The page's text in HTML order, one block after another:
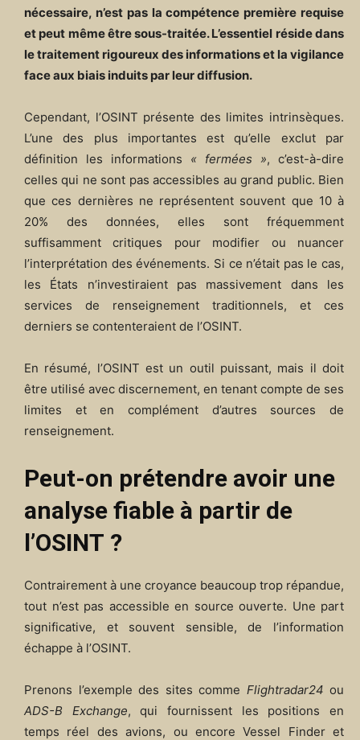
nécessaire, n’est pas la compétence première requise
et peut même être sous-traitée. L’essentiel réside dans
le traitement rigoureux des informations et la vigilance
face aux biais induits par leur diffusion.
Cependant, l’OSINT présente des limites intrinsèques.
L’une des plus importantes est qu’elle exclut par
définition les informations « fermées », c’est-à-dire
celles qui ne sont pas accessibles au grand public. Bien
que ces dernières ne représentent souvent que 10 à
20% des données, elles sont fréquemment
suffisamment critiques pour modifier ou nuancer
l’interprétation des événements. Si ce n’était pas le cas,
les États n’investiraient pas massivement dans les
services de renseignement traditionnels, et ces
derniers se contenteraient de l’OSINT.
En résumé, l’OSINT est un outil puissant, mais il doit
être utilisé avec discernement, en tenant compte de ses
limites et en complément d’autres sources de
renseignement.
Peut-on prétendre avoir une
analyse fiable à partir de
l’OSINT ?
Contrairement à une croyance beaucoup trop répandue,
tout n’est pas accessible en source ouverte. Une part
significative, et souvent sensible, de l’information
échappe à l’OSINT.
Prenons l’exemple des sites comme Flightradar24 ou
ADS-B Exchange, qui fournissent les positions en
temps réel des avions, ou encore Vessel Finder et